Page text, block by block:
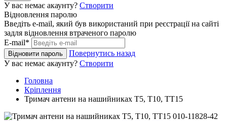
У вас немає акаунту? Створити
Відновлення паролю
Введіть e-mail, який був використаний при реєстрації на сайті
задля відновлення втраченого паролю
E-mail*
Відновити пароль
Повернутись назад
У вас немає акаунту? Створити
Головна
Кріплення
Тримач антени на нашийниках T5, T10, TT15